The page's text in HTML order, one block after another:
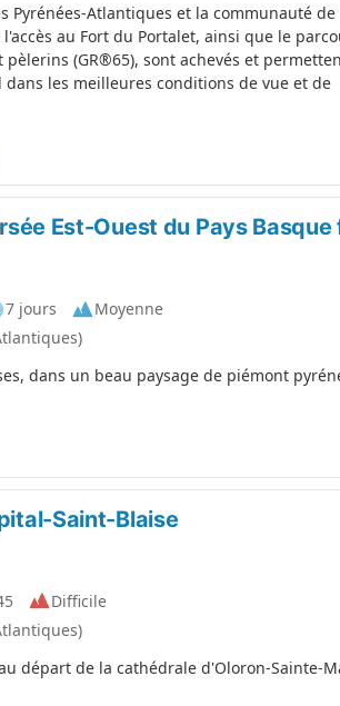
Pyrénées-Atlantiques et la communauté de
au Fort du Portalet, ainsi que le
(GR®65), sont achevés et
les meilleures conditions de vue et de
Est-Ouest du Pays
7 jours
Moyenne
dans un beau paysage de piémont
Saint-Blaise
Difficile
départ de la cathédrale d'Oloron-Sainte-